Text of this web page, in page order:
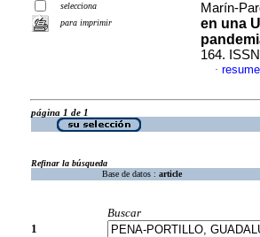
selecciona
para imprimir
Marín-
en una
164.
·
página 1 de 1
Refinar la búsqueda
Base de datos : article
Buscar
1